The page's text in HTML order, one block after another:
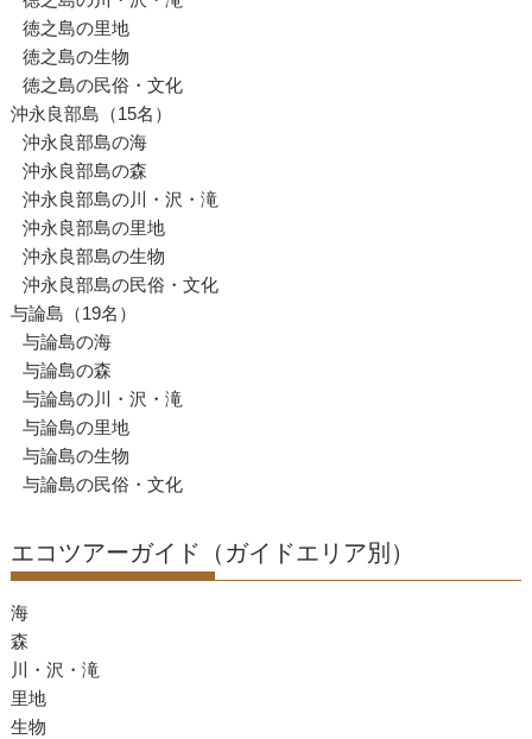
徳之島の里地
徳之島の生物
徳之島の民俗・文化
沖永良部島（15名）
沖永良部島の海
沖永良部島の森
沖永良部島の川・沢・滝
沖永良部島の里地
沖永良部島の生物
沖永良部島の民俗・文化
与論島（19名）
与論島の海
与論島の森
与論島の川・沢・滝
与論島の里地
与論島の生物
与論島の民俗・文化
エコツアーガイド（ガイドエリア別）
海
森
川・沢・滝
里地
生物